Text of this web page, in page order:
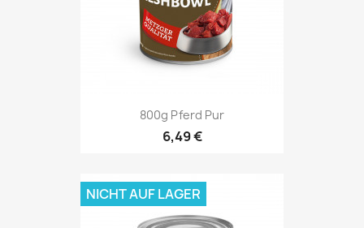
800g Pferd Pur
6,49 €
NICHT AUF LAGER